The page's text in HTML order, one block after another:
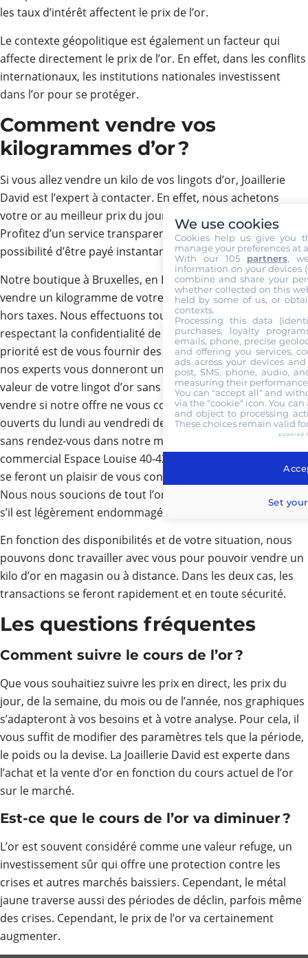
les taux d’intérêt affectent le prix de l’or.
Le contexte géopolitique est également un facteur qui
affecte directement le prix de l’or. En effet, dans les conflits
internationaux, les institutions nationales investissent
dans l’or pour se protéger.
Comment vendre vos
kilogrammes d’or ?
Si vous allez vendre un kilo de vos lingots d’or, Joaillerie
David est l’expert à contacter. En effet, nous achetons
votre or au meilleur prix du jour et sans commission.
Profitez d’un service transparent et fiable qui offre la
possibilité d’être payé instantanément et en espèces.
Notre boutique à Bruxelles, en Belgique, vous permet de
vendre un kilogramme de votre or en toute sécurité et
hors taxes. Nous effectuons toutes les transactions en
respectant la confidentialité de tous nos clients. Notre
priorité est de vous fournir des services de qualité. De plus,
nos experts vous donneront une estimation gratuite de la
valeur de votre lingot d’or sans que vous ayez à nous le
vendre si notre offre ne vous convient pas. Nous sommes
ouverts du lundi au vendredi de 10 h à 18 h 30, avec ou
sans rendez-vous dans notre magasin du centre
commercial Espace Louise 40-42 à Bruxelles. Nos experts
se feront un plaisir de vous conseiller sur votre vente d’or.
Nous nous soucions de tout l’or que vous possédez même
s’il est légèrement endommagé.
En fonction des disponibilités et de votre situation, nous
pouvons donc travailler avec vous pour pouvoir vendre un
kilo d’or en magasin ou à distance. Dans les deux cas, les
transactions se feront rapidement et en toute sécurité.
Les questions fréquentes
Comment suivre le cours de l’or ?
Que vous souhaitiez suivre les prix en direct, les prix du
jour, de la semaine, du mois ou de l’année, nos graphiques
s’adapteront à vos besoins et à votre analyse. Pour cela, il
vous suffit de modifier des paramètres tels que la période,
le poids ou la devise. La Joaillerie David est experte dans
l’achat et la vente d’or en fonction du cours actuel de l’or
sur le marché.
Est-ce que le cours de l’or va diminuer ?
L’or est souvent considéré comme une valeur refuge, un
investissement sûr qui offre une protection contre les
crises et autres marchés baissiers. Cependant, le métal
jaune traverse aussi des périodes de déclin, parfois même
des crises. Cependant, le prix de l’or va certainement
augmenter.
We use cookies
Cookies help us give you
manage your preferences at
With our 105 partners,
information on your devices
combine and share your
whether collected on this
held by some of us, or
contexts.
Processing this data
purchases, loyalty
emails, phone, precise
and offering you services,
ads across your devices
post, SMS, phone, audio,
measuring their
You can "accept all" and
via the "cookie" icon. You
and object to processing
These choices remain valid
powered
Set